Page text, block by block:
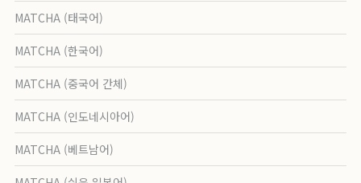
MATCHA (태국어)
MATCHA (한국어)
MATCHA (중국어 간체)
MATCHA (인도네시아어)
MATCHA (베트남어)